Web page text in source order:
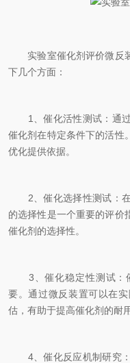
实验室催化剂评价微反装
下几个方面：
1、催化活性测试：通过
催化剂在特定条件下的活性
优化提供依据。
2、催化选择性测试：在
的选择性是一个重要的评价
催化剂的选择性。
3、催化稳定性测试：
要。通过微反装置可以在
估，有助于提高催化剂的耐用
4、催化反应机制研究：